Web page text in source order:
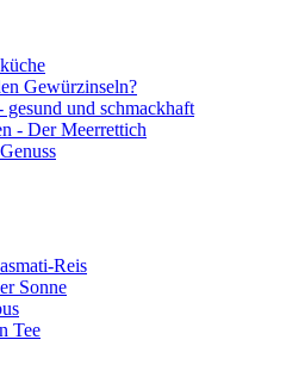
Gewürzinseln?
und schmackhaft
- Der Meerrettich
Reis
Sonne
Tee